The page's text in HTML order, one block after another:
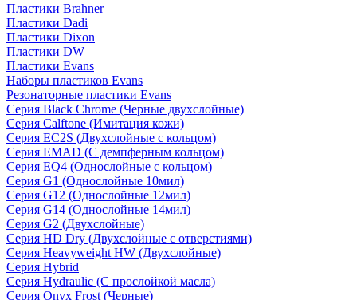
Пластики Brahner
Пластики Dadi
Пластики Dixon
Пластики DW
Пластики Evans
Наборы пластиков Evans
Резонаторные пластики Evans
Серия Black Chrome (Черные двухслойные)
Серия Calftone (Имитация кожи)
Серия EC2S (Двухслойные с кольцом)
Серия EMAD (С демпферным кольцом)
Серия EQ4 (Однослойные с кольцом)
Серия G1 (Однослойные 10мил)
Серия G12 (Однослойные 12мил)
Серия G14 (Однослойные 14мил)
Серия G2 (Двухслойные)
Серия HD Dry (Двухслойные с отверстиями)
Серия Heavyweight HW (Двухслойные)
Серия Hybrid
Серия Hydraulic (С прослойкой масла)
Серия Onyx Frost (Черные)